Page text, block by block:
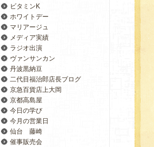
ビタミンK
ホワイトデー
マリアージュ
メディア実績
ラジオ出演
ヴァンサンカン
丹波黒納豆
二代目福治郎店長ブログ
京急百貨店上大岡
京都高島屋
今日の学び
今月の営業日
仙台 藤崎
催事販売会